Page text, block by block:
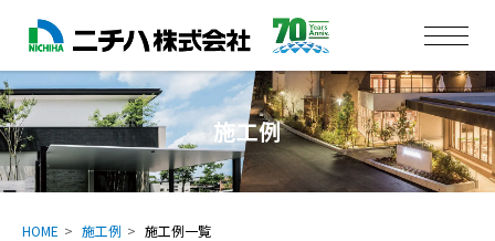
施工例
HOME 施工例 施工例一覧